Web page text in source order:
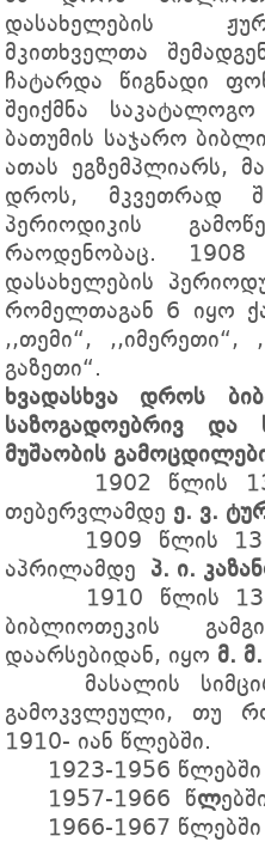
დასახელების
მკითხველთა
ჩატარდა წიგნადი
შეიქმნა
ბათუმის საჯარო
ათას ეგზემპლიარს,
დროს, მკვეთრად
პერიოდიკის
რაოდენობაც.
დასახელების
რომელთაგან 6 იყო
,,თემი“, ,,იმერეთი“,
გაზეთი“.
ხვადასხვა დროს
საზოგადოებრივ და
მუშაობის
1902 წლის 13
თებერვლამდე ე. ვ.
1909 წლის 13
აპრილამდე პ. ი.
1910 წლის 13
ბიბლიოთეკის
დაარსებიდან, იყო მ.
მასალის
გამოკვლეული, თუ
1910- იან წლებში.
1923-1956
1957-1966 წლ
1966-1967